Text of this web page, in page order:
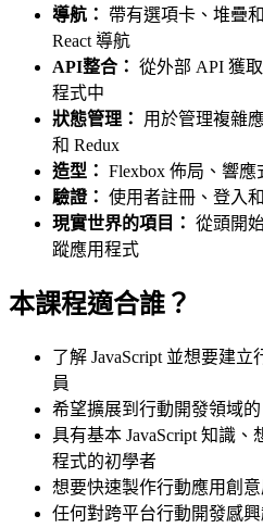
導航：
帶有選項卡、堆疊
React 導航
API整合： 從外部 API 獲
程式中
狀態管理：
用於管理複雜
和 Redux
造型： Flexbox 佈局、響
驗證： 使用者註冊、登入
現實世界的項目： 從頭開
蹤應用程式
本課程適合誰？
了解 JavaScript 並想要建
員
希望擴展到行動開發領域的
具有基本 JavaScript 知識、
程式的初學者
想要快速製作行動應用創
任何對跨平台行動開發感